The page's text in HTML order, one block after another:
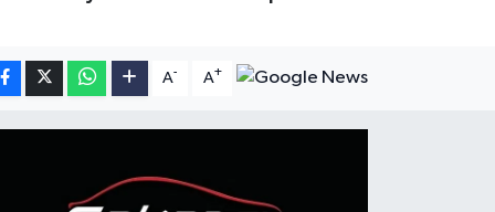
A- A+